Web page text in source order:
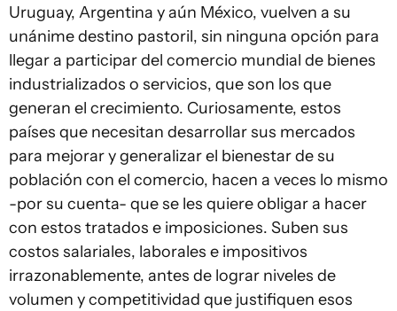
Uruguay, Argentina y aún México, vuelven a su
unánime destino pastoril, sin ninguna opción para
llegar a participar del comercio mundial de bienes
industrializados o servicios, que son los que
generan el crecimiento. Curiosamente, estos
países que necesitan desarrollar sus mercados
para mejorar y generalizar el bienestar de su
población con el comercio, hacen a veces lo mismo
-por su cuenta- que se les quiere obligar a hacer
con estos tratados e imposiciones. Suben sus
costos salariales, laborales e impositivos
irrazonablemente, antes de lograr niveles de
volumen y competitividad que justifiquen esos